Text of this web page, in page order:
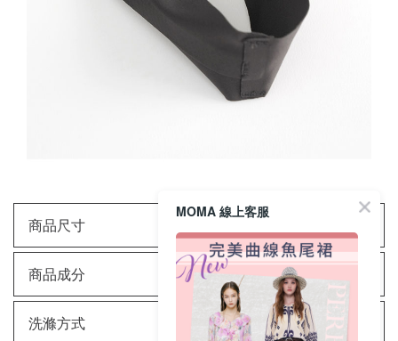
商品尺寸
商品成分
洗滌方式
MOMA 線上客服